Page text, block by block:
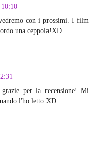
con i prossimi. I film
una ceppola!XD
per la recensione! Mi
l'ho letto XD